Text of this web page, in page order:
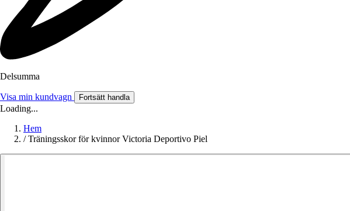
Delsumma
Visa min kundvagn Fortsätt handla
Loading...
Hem
/ Träningsskor för kvinnor Victoria Deportivo Piel